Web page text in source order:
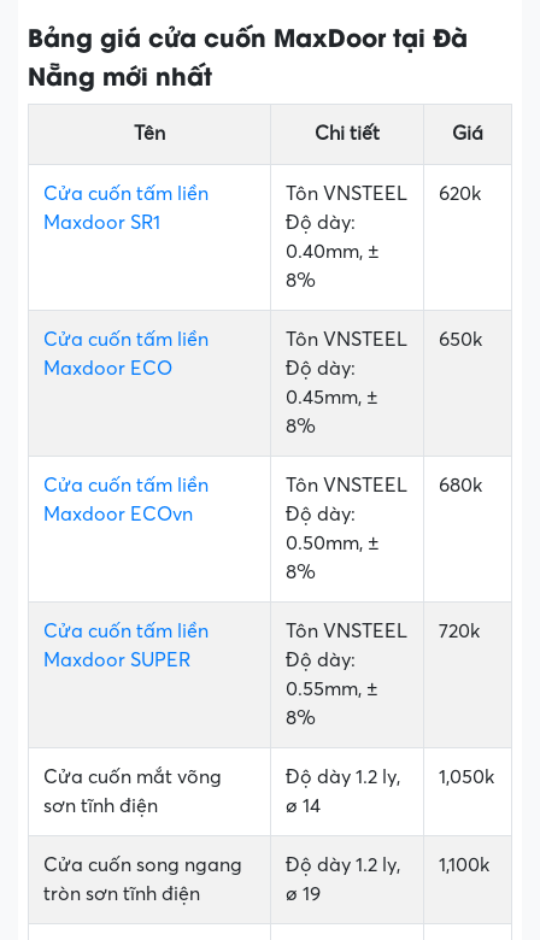
Bảng giá cửa cuốn MaxDoor tại Đà
Nẵng mới nhất
Tên Chi tiết Giá
Cửa cuốn tấm liền
Maxdoor SR1
Tôn VNSTEEL
Độ dày:
0.40mm, ±
8%
620k
Cửa cuốn tấm liền
Maxdoor ECO
Tôn VNSTEEL
Độ dày:
0.45mm, ±
8%
650k
Cửa cuốn tấm liền
Maxdoor ECOvn
Tôn VNSTEEL
Độ dày:
0.50mm, ±
8%
680k
Cửa cuốn tấm liền
Maxdoor SUPER
Tôn VNSTEEL
Độ dày:
0.55mm, ±
8%
720k
Cửa cuốn mắt võng
sơn tĩnh điện
Độ dày 1.2 ly,
ø 14
1,050k
Cửa cuốn song ngang
tròn sơn tĩnh điện
Độ dày 1.2 ly,
ø 19
1,100k